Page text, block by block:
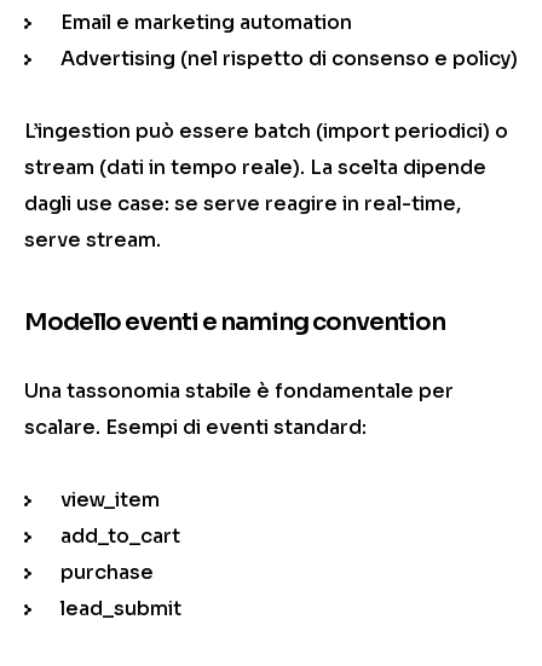
Email e marketing automation
Advertising (nel rispetto di consenso e policy)
L’ingestion può essere batch (import periodici) o
stream (dati in tempo reale). La scelta dipende
dagli use case: se serve reagire in real-time,
serve stream.
Modello eventi e naming convention
Una tassonomia stabile è fondamentale per
scalare. Esempi di eventi standard:
view_item
add_to_cart
purchase
lead_submit